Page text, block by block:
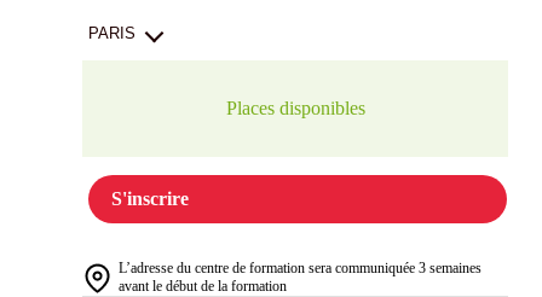
PARIS
Places disponibles
S'inscrire
L’adresse du centre de formation sera communiquée 3 semaines
avant le début de la formation